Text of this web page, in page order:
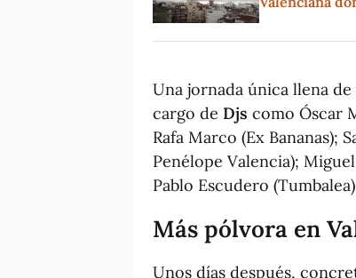
Una jornada única llena
cargo de Djs como Óscar
Rafa Marco (Ex Bananas);
Penélope Valencia);
Pablo Escudero
Más pólvora en
Unos días después,